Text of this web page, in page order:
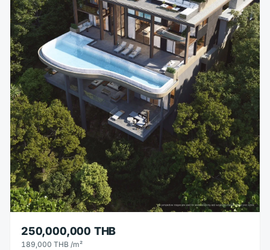
250,000,000 THB
189,000 THB /m²